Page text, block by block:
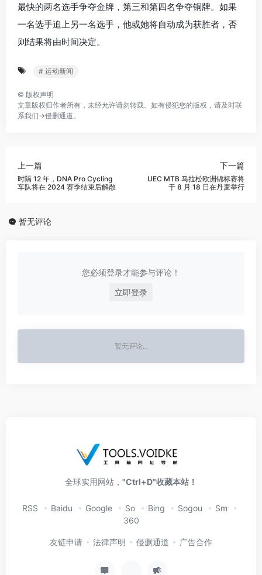
最快的两名选手争夺金牌，第三和第四名争夺铜牌。如果
一名选手追上另一名选手，他或她将自动成为获胜者，否
则结果将由时间决定。
# 运动新闻
© 版权声明
文章版权归作者所有，未经允许请勿转载。如有侵犯您的版权，请及时联
系我们→侵删通道 。
上一篇
时隔 12 年，DNA Pro Cycling
车队将在 2024 赛季结束后解散
下一篇
UEC MTB 马拉松欧洲锦标赛将
于 8 月 18 日在丹麦举行
暂无评论
您必须登录才能参与评论！
立即登录
暂无评论...
全球实用网站， "Ctrl+D"收藏本站！
RSS Baidu Google So Bing Sogou
Sm
360
友链申请 法律声明 侵删通道 广告合作